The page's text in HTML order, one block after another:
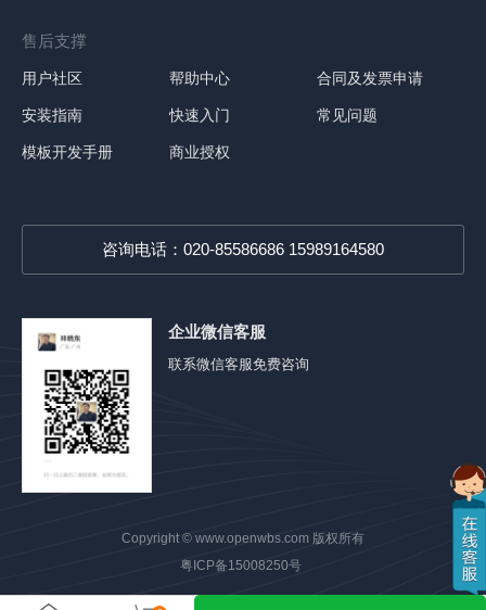
售后支撑
用户社区 帮助中心 合同及发票申请
安装指南 快速入门 常见问题
模板开发手册 商业授权
咨询电话：020-85586686 15989164580
企业微信客服
联系微信客服免费咨询
Copyright © www.openwbs.com 版权所有
粤ICP备15008250号